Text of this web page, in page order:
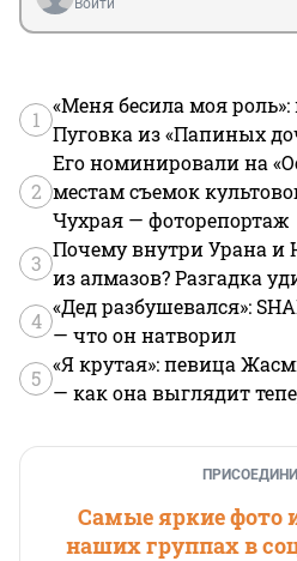
1
«Меня бесила моя
Пуговка из «Папиных
2
Его номинировали на
местам съемок
Чухрая — фоторепортаж
3
Почему внутри Урана и
из алмазов? Разгадка
4
«Дед разбушевался»:
— что он натворил
5
«Я крутая»: певица
— как она выглядит
Самые яркие фото
наших группах в